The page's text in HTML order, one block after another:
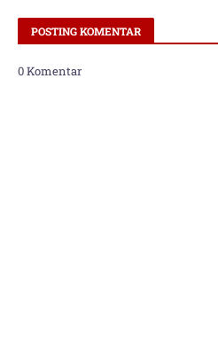
POSTING KOMENTAR
0 Komentar